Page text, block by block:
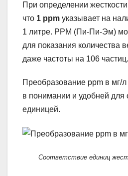
При определении
что 1 ppm указывает на
1 литре. PPM (Пи-Пи-Эм)
для показания количества
даже частоты на 106 частиц.
Преобразование ppm в мг/
в понимании и удобней для
единицей.
Соответствие единиц